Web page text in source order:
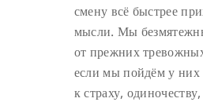
смену всё быстрее
мысли. Мы
от прежних
если мы пойдём у них
к страху,